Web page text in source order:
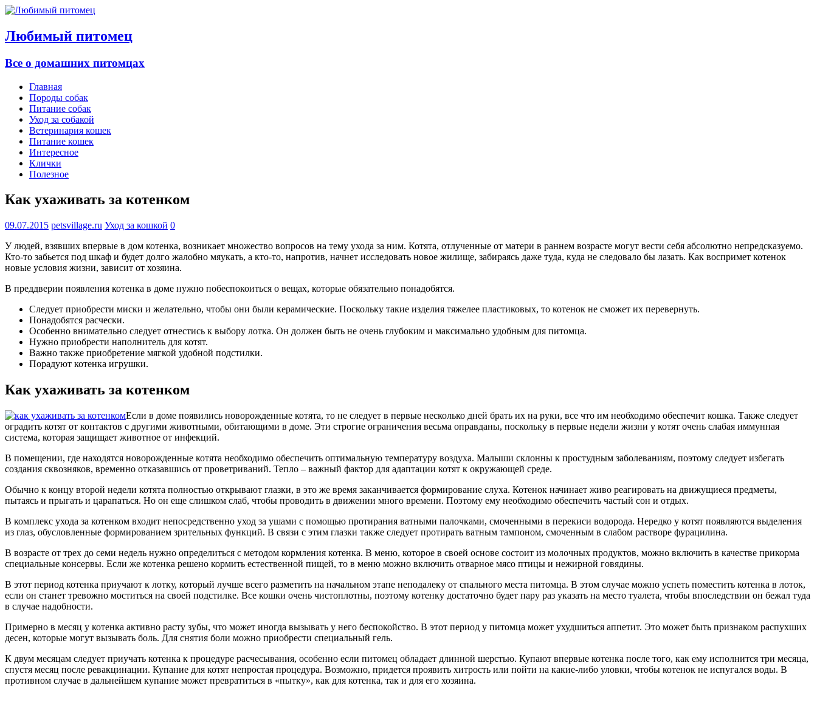
Любимый питомец
Все о домашних питомцах
Главная
Породы собак
Питание собак
Уход за собакой
Ветеринария кошек
Питание кошек
Интересное
Клички
Полезное
Как ухаживать за котенком
09.07.2015 petsvillage.ru Уход за кошкой 0
У людей, взявших впервые в дом котенка, возникает множество вопросов на тему ухода за ним. Котята, отлученные от матери в раннем возрасте могут вести себя абсолютно непредсказуемо.
Кто-то забьется под шкаф и будет долго жалобно мяукать, а кто-то, напротив, начнет исследовать новое жилище, забираясь даже туда, куда не следовало бы лазать. Как воспримет котенок
новые условия жизни, зависит от хозяина.
В преддверии появления котенка в доме нужно побеспокоиться о вещах, которые обязательно понадобятся.
Следует приобрести миски и желательно, чтобы они были керамические. Поскольку такие изделия тяжелее пластиковых, то котенок не сможет их перевернуть.
Понадобятся расчески.
Особенно внимательно следует отнестись к выбору лотка. Он должен быть не очень глубоким и максимально удобным для питомца.
Нужно приобрести наполнитель для котят.
Важно также приобретение мягкой удобной подстилки.
Порадуют котенка игрушки.
Как ухаживать за котенком
Если в доме появились новорожденные котята, то не следует в первые несколько дней брать их на руки, все что им необходимо обеспечит кошка. Также следует
оградить котят от контактов с другими животными, обитающими в доме. Эти строгие ограничения весьма оправданы, поскольку в первые недели жизни у котят очень слабая иммунная
система, которая защищает животное от инфекций.
В помещении, где находятся новорожденные котята необходимо обеспечить оптимальную температуру воздуха. Малыши склонны к простудным заболеваниям, поэтому следует избегать
создания сквозняков, временно отказавшись от проветриваний. Тепло – важный фактор для адаптации котят к окружающей среде.
Обычно к концу второй недели котята полностью открывают глазки, в это же время заканчивается формирование слуха. Котенок начинает живо реагировать на движущиеся предметы,
пытаясь и прыгать и царапаться. Но он еще слишком слаб, чтобы проводить в движении много времени. Поэтому ему необходимо обеспечить частый сон и отдых.
В комплекс ухода за котенком входит непосредственно уход за ушами с помощью протирания ватными палочками, смоченными в перекиси водорода. Нередко у котят появляются выделения
из глаз, обусловленные формированием зрительных функций. В связи с этим глазки также следует протирать ватным тампоном, смоченным в слабом растворе фурацилина.
В возрасте от трех до семи недель нужно определиться с методом кормления котенка. В меню, которое в своей основе состоит из молочных продуктов, можно включить в качестве прикорма
специальные консервы. Если же котенка решено кормить естественной пищей, то в меню можно включить отварное мясо птицы и нежирной говядины.
В этот период котенка приучают к лотку, который лучше всего разметить на начальном этапе неподалеку от спального места питомца. В этом случае можно успеть поместить котенка в лоток,
если он станет тревожно моститься на своей подстилке. Все кошки очень чистоплотны, поэтому котенку достаточно будет пару раз указать на место туалета, чтобы впоследствии он бежал туда
в случае надобности.
Примерно в месяц у котенка активно расту зубы, что может иногда вызывать у него беспокойство. В этот период у питомца может ухудшиться аппетит. Это может быть признаком распухших
десен, которые могут вызывать боль. Для снятия боли можно приобрести специальный гель.
К двум месяцам следует приучать котенка к процедуре расчесывания, особенно если питомец обладает длинной шерстью. Купают впервые котенка после того, как ему исполнится три месяца,
спустя месяц после ревакцинации. Купание для котят непростая процедура. Возможно, придется проявить хитрость или пойти на какие-либо уловки, чтобы котенок не испугался воды. В
противном случае в дальнейшем купание может превратиться в «пытку», как для котенка, так и для его хозяина.